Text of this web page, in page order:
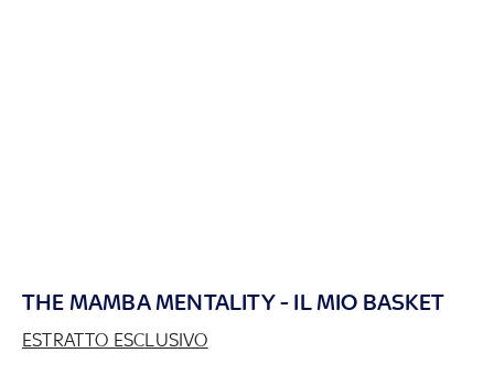
THE MAMBA MENTALITY - IL MIO BASKET
ESTRATTO ESCLUSIVO